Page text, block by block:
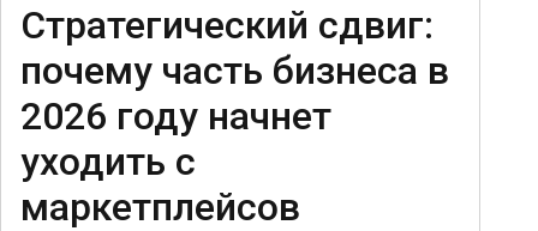
Стратегический сдвиг:
почему часть бизнеса в
2026 году начнет
уходить с
маркетплейсов